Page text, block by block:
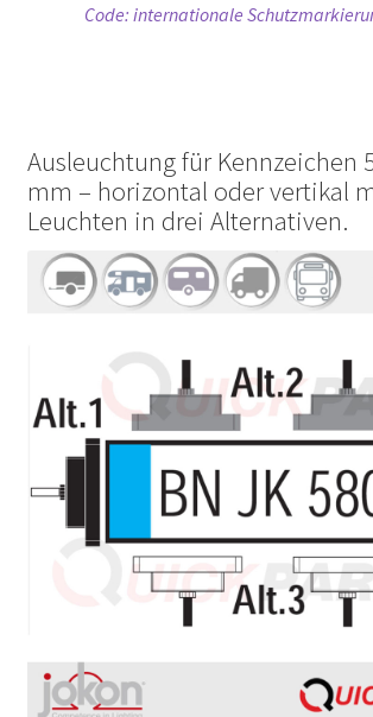
Code: internationale
Ausleuchtung für Kennzeichen
mm – horizontal oder vertikal
Leuchten in drei Alternativen.